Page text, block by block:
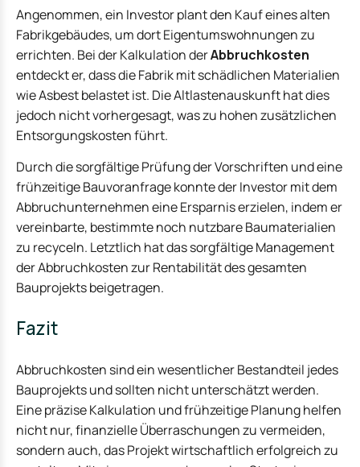
Angenommen, ein Investor plant den Kauf eines alten
Fabrikgebäudes, um dort Eigentumswohnungen zu
errichten. Bei der Kalkulation derAbbruchkosten
entdeckt er, dass die Fabrik mit schädlichen Materialien
wie Asbest belastet ist. Die Altlastenauskunft hat dies
jedoch nicht vorhergesagt, was zu hohen zusätzlichen
Entsorgungskosten führt.
Durch die sorgfältige Prüfung der Vorschriften und eine
frühzeitige Bauvoranfrage konnte der Investor mit dem
Abbruchunternehmen eine Ersparnis erzielen, indem er
vereinbarte, bestimmte noch nutzbare Baumaterialien
zu recyceln. Letztlich hat das sorgfältige Management
der Abbruchkosten zur Rentabilität des gesamten
Bauprojekts beigetragen.
Fazit
Abbruchkosten sind ein wesentlicher Bestandteil jedes
Bauprojekts und sollten nicht unterschätzt werden.
Eine präzise Kalkulation und frühzeitige Planung helfen
nicht nur, finanzielle Überraschungen zu vermeiden,
sondern auch, das Projekt wirtschaftlich erfolgreich zu